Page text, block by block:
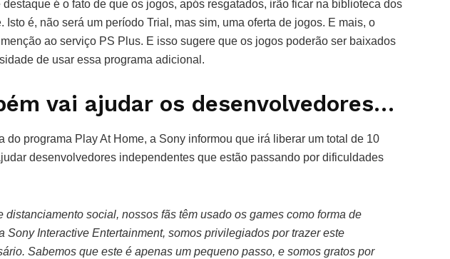
é o fato de que os jogos, após resgatados, irão ficar na biblioteca dos
Isto é, não será um período Trial, mas sim, uma oferta de jogos. E mais, o
ao serviço PS Plus. E isso sugere que os jogos poderão ser baixados
de usar essa programa adicional.
vai ajudar os desenvolvedores…
do programa Play At Home, a Sony informou que irá liberar um total de 10
desenvolvedores independentes que estão passando por dificuldades
distanciamento social, nossos fãs têm usado os games como forma de
Sony Interactive Entertainment, somos privilegiados por trazer este
Sabemos que este é apenas um pequeno passo, e somos gratos por